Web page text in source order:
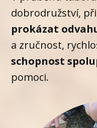
dobrodružství,
prokázat
a zručnost,
schopnost
pomoci.